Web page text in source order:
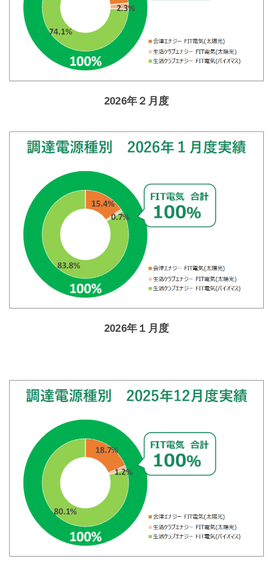
2026年２月度
2026年１月度